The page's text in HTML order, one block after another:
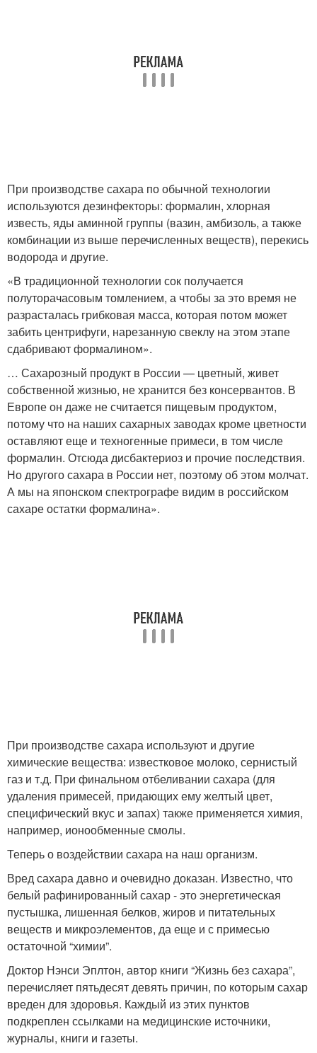
При производстве сахара по обычной технологии
используются дезинфекторы: формалин, хлорная
известь, яды аминной группы (вазин, амбизоль, а также
комбинации из выше перечисленных веществ), перекись
водорода и другие.
«В традиционной технологии сок получается
полуторачасовым томлением, а чтобы за это время не
разрасталась грибковая масса, которая потом может
забить центрифуги, нарезанную свеклу на этом этапе
сдабривают формалином».
… Сахарозный продукт в России — цветный, живет
собственной жизнью, не хранится без консервантов. В
Европе он даже не считается пищевым продуктом,
потому что на наших сахарных заводах кроме цветности
оставляют еще и техногенные примеси, в том числе
формалин. Отсюда дисбактериоз и прочие последствия.
Но другого сахара в России нет, поэтому об этом молчат.
А мы на японском спектрографе видим в российском
сахаре остатки формалина».
При производстве сахара используют и другие
химические вещества: известковое молоко, сернистый
газ и т.д. При финальном отбеливании сахара (для
удаления примесей, придающих ему желтый цвет,
специфический вкус и запах) также применяется химия,
например, ионообменные смолы.
Теперь о воздействии сахара на наш организм.
Вред сахара давно и очевидно доказан. Известно, что
белый рафинированный сахар - это энергетическая
пустышка, лишенная белков, жиров и питательных
веществ и микроэлементов, да еще и с примесью
остаточной “химии”.
Доктор Нэнси Эплтон, автор книги “Жизнь без сахара”,
перечисляет пятьдесят девять причин, по которым сахар
вреден для здоровья. Каждый из этих пунктов
подкреплен ссылками на медицинские источники,
журналы, книги и газеты.